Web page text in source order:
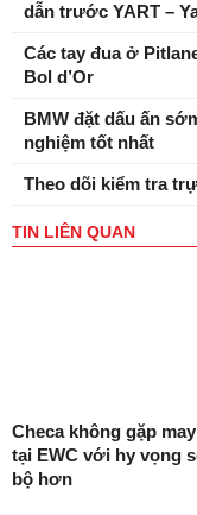
dẫn trước YART –
Các tay đua ở
Bol d’Or
BMW đặt dấu ấn
nghiệm tốt nhất
Theo dõi kiểm tra
TIN LIÊN QUAN
Checa không gặp
tại EWC với hy vọng
bộ hơn